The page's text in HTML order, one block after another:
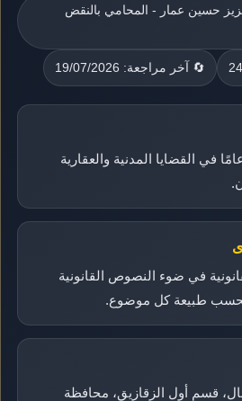
حسين عمار - المحامي بالنقض
🔄 آخر مراجعة: 19/07/2026
قانونية تتجاوز 29 عامًا في القضايا المدنية والعقارية
في ضوء النصوص القانونية
طبيعة كل موضوع.
قسم أول الزقازيق، محافظة